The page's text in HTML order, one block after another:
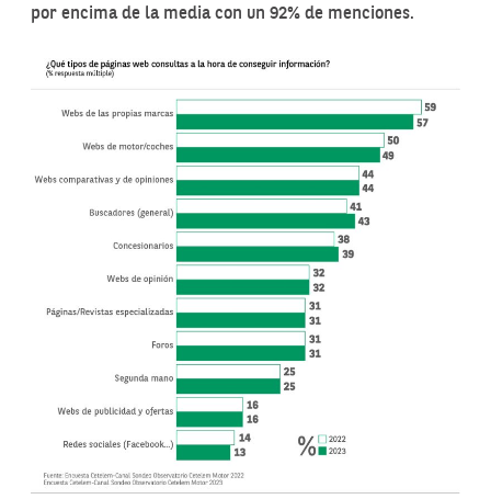
por encima de la media con un 92% de menciones.